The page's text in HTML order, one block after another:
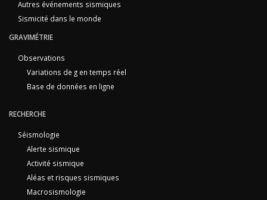
Autres événements sismiques
Sismicité dans le monde
GRAVIMÉTRIE
Observations
Variations de g en temps réel
Base de données en ligne
RECHERCHE
Séismologie
Alerte sismique
Activité sismique
Aléas et risques sismiques
Macrosismologie